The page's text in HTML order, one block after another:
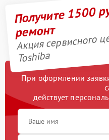
Получите 1500
ремонт
Акция сервисного
Toshiba
При оформлении
действует